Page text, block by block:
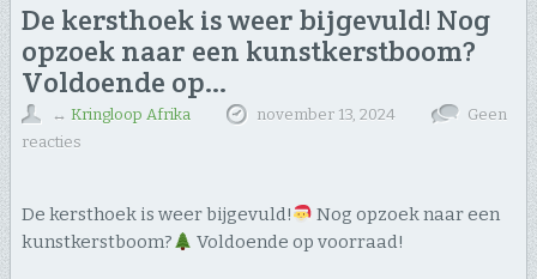
De kersthoek is weer bijgevuld! Nog
opzoek naar een kunstkerstboom?
Voldoende op…
↔ Kringloop Afrika november 13, 2024
Geen
reacties
De kersthoek is weer bijgevuld!
Nog opzoek naar een
kunstkerstboom?
Voldoende op voorraad!